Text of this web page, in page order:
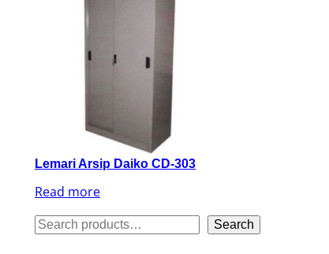
Lemari Arsip Daiko CD-303
Read more
S
Search